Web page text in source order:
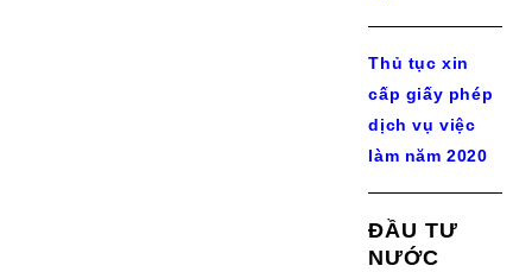
Thủ tục xin
cấp giấy phép
dịch vụ việc
làm năm 2020
ĐẦU TƯ
NƯỚC